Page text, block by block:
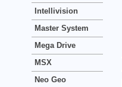
Intellivision
Master System
Mega Drive
MSX
Neo Geo